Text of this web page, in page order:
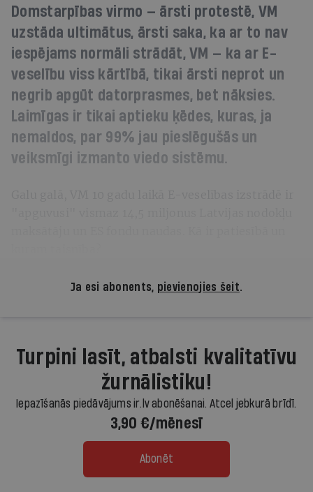
Domstarpības virmo — ārsti protestē, VM
uzstāda ultimātus, ārsti saka, ka ar to nav
iespējams normāli strādāt, VM — ka ar E-
veselību viss kārtībā, tikai ārsti neprot un
negrib apgūt datorprasmes, bet nāksies.
Laimīgas ir tikai aptieku ķēdes, kuras, ja
nemaldos, par 99% jau pieslēgušās un
veiksmīgi izmanto viedo sistēmu.
Ja esi abonents, pievienojies šeit.
Turpini lasīt, atbalsti kvalitatīvu
žurnālistiku!
Iepazīšanās piedāvājums ir.lv abonēšanai. Atcel jebkurā brīdī.
3,90 €/mēnesī
Abonēt